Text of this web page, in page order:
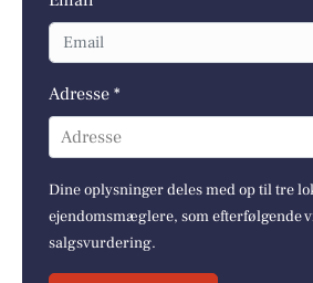
Adresse *
Adresse
Dine oplysninger deles med op til tre
ejendomsmæglere, som efterfølgende
salgsvurdering.